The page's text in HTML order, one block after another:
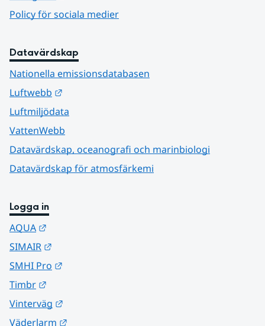
Policy för sociala medier
Datavärdskap
Nationella emissionsdatabasen
Luftwebb
Luftmiljödata
VattenWebb
Datavärdskap, oceanografi och marinbiologi
Datavärdskap för atmosfärkemi
Logga in
AQUA
SIMAIR
SMHI Pro
Timbr
Vinterväg
Väderlarm